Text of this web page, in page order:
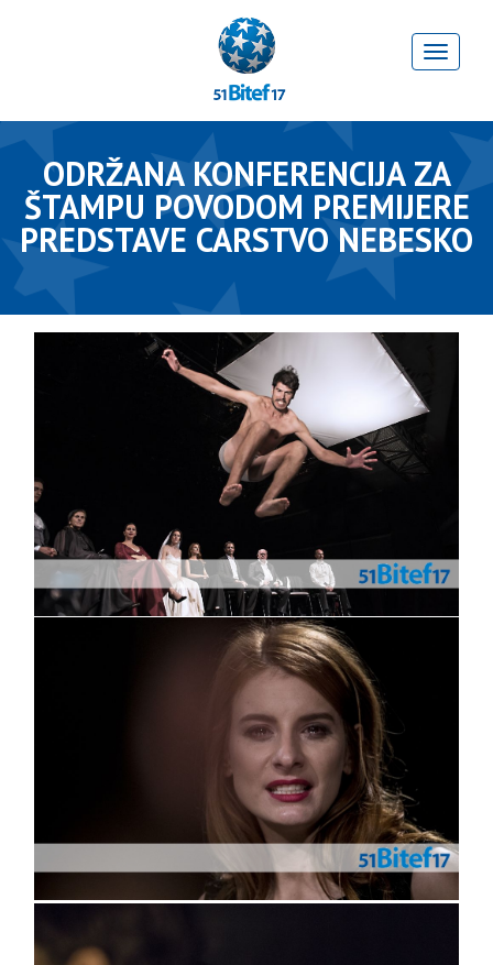
ODRŽANA KONFERENCIJA ZA
ŠTAMPU POVODOM PREMIJERE
PREDSTAVE CARSTVO NEBESKO
GALERIJA